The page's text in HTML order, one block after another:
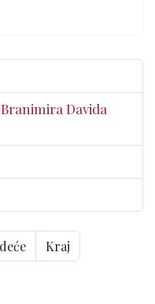
Davida
Kraj